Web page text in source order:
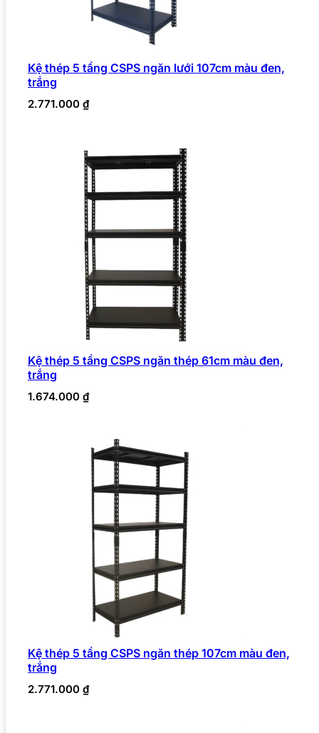
Kệ thép 5 tầng CSPS ngăn lưới 107cm màu đen,
trắng
2.771.000 ₫
Kệ thép 5 tầng CSPS ngăn thép 61cm màu đen,
trắng
1.674.000 ₫
Kệ thép 5 tầng CSPS ngăn thép 107cm màu đen,
trắng
2.771.000 ₫